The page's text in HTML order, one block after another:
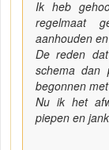
Ik heb
regelmaat
aanhouden
De reden
schema
begonnen
Nu ik het
piepen en